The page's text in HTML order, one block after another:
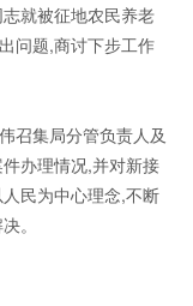
就被征地农民养老
问题,商讨下步工作
召集局分管负责人及
办理情况,并对新接
民为中心理念,不断
。